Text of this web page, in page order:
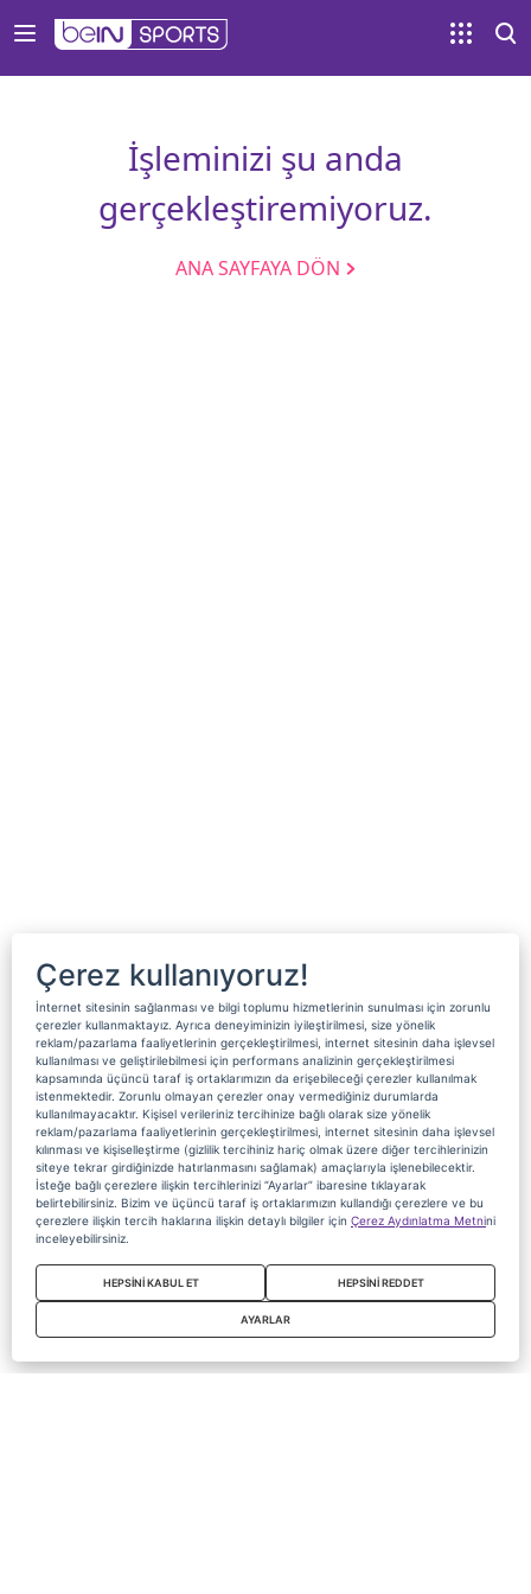
İşleminizi şu anda
gerçekleştiremiyoruz.
ANA SAYFAYA DÖN
Çerez kullanıyoruz!
İnternet sitesinin sağlanması ve bilgi toplumu hizmetlerinin sunulması için zorunlu
çerezler kullanmaktayız. Ayrıca deneyiminizin iyileştirilmesi, size yönelik
reklam/pazarlama faaliyetlerinin gerçekleştirilmesi, internet sitesinin daha işlevsel
kullanılması ve geliştirilebilmesi için performans analizinin gerçekleştirilmesi
kapsamında üçüncü taraf iş ortaklarımızın da erişebileceği çerezler kullanılmak
istenmektedir. Zorunlu olmayan çerezler onay vermediğiniz durumlarda
kullanılmayacaktır. Kişisel verileriniz tercihinize bağlı olarak size yönelik
reklam/pazarlama faaliyetlerinin gerçekleştirilmesi, internet sitesinin daha işlevsel
kılınması ve kişiselleştirme (gizlilik tercihiniz hariç olmak üzere diğer tercihlerinizin
siteye tekrar girdiğinizde hatırlanmasını sağlamak) amaçlarıyla işlenebilecektir.
İsteğe bağlı çerezlere ilişkin tercihlerinizi “Ayarlar” ibaresine tıklayarak
belirtebilirsiniz. Bizim ve üçüncü taraf iş ortaklarımızın kullandığı çerezlere ve bu
çerezlere ilişkin tercih haklarına ilişkin detaylı bilgiler için Çerez Aydınlatma Metnini
inceleyebilirsiniz.
HEPSİNİ KABUL ET HEPSİNİ REDDET
AYARLAR